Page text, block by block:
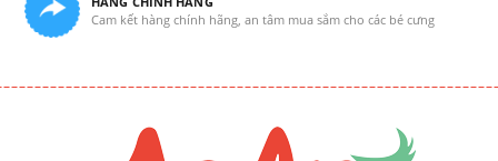
Cam kết hàng chính hãng, an tâm mua sắm cho các bé cưng